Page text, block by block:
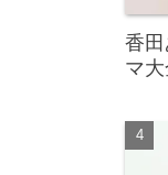
香
マ